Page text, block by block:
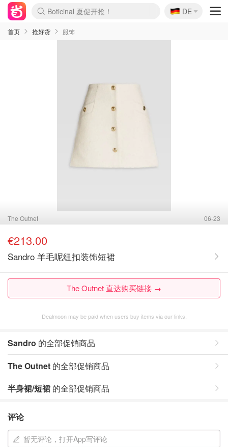
Boticinal 夏促开抢！
4折！lulu周四疯狂上新
还没结束！&OtherStories大促
Joybuy变相75折 随时失效
速领！Stanley独家85折
疑似霸哥！Camper额外叠85折
Zalando 奥莱闪促！每日更新
Moncler反季囤！5折起+叠9折
Coach Brooklyn仅€192
🇩🇪
DE
首页 抢好货 服饰
The Outnet 06-23
€213.00
Sandro 羊毛呢纽扣装饰短裙
The Outnet 直达购买链接 →
Dealmoon may be paid when users buy items via our links.
Sandro 的全部促销商品
The Outnet 的全部促销商品
半身裙/短裙 的全部促销商品
评论
暂无评论，打开App写评论